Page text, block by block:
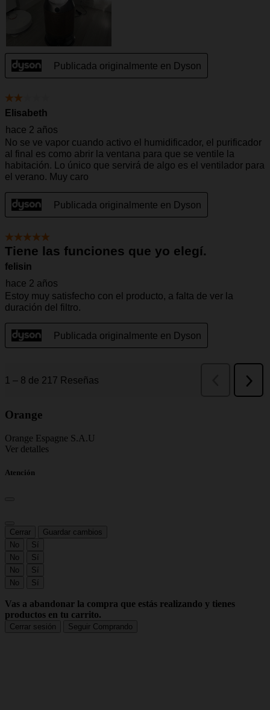
Orange
Orange Espagne S.A.U
Ver detalles
Atención
Cerrar
Guardar cambios
No
Sí
No
Sí
No
Sí
No
Sí
Vas a abandonar la compra que estás realizando y tienes
productos en tu carrito.
Cerrar sesión Seguir Comprando